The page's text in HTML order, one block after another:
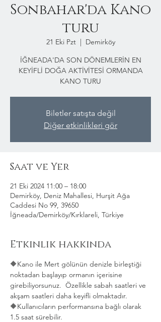
Sonbahar'da Kano
turu
21 Eki Pzt
  |
Demirköy
İĞNEADA'DA SON DÖNEMLERİN EN
KEYİFLİ DOĞA AKTİVİTESİ ORMANDA
KANO TURU
Biletler satışta değil
Diğer etkinlikleri gör
Saat ve Yer
21 Eki 2024 11:00 – 18:00
Demirköy, Deniz Mahallesi, Hurşit Ağa
Caddesi No 99, 39650
İğneada/Demirköy/Kırklareli, Türkiye
Etkinlik hakkında
🔶Kano ile Mert gölünün denizle birleştiği
noktadan başlayıp ormanın içerisine
girebiliyorsunuz.  Özellikle sabah saatleri ve
akşam saatleri daha keyifli olmaktadır.
🔶Kullanıcıların performansına bağlı olarak
1.5 saat sürebilir.